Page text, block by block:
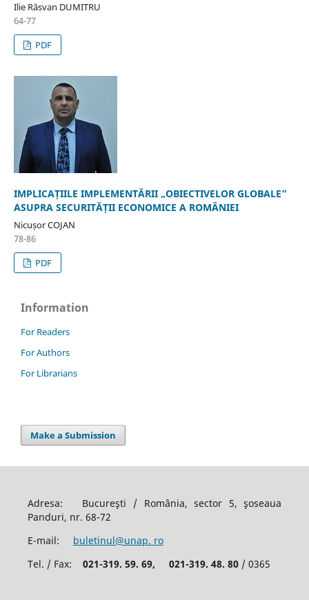
Ilie Răsvan DUMITRU
64-77
PDF
IMPLICAȚIILE IMPLEMENTĂRII „OBIECTIVELOR GLOBALE”
ASUPRA SECURITĂȚII ECONOMICE A ROMÂNIEI
Nicușor COJAN
78-86
PDF
Information
For Readers
For Authors
For Librarians
Make a Submission
Adresa: Bucureşti / România, sector 5, şoseaua
Panduri, nr. 68-72
E-mail: buletinul@unap. ro
Tel. / Fax: 021-319. 59. 69, 021-319. 48. 80/ 0365